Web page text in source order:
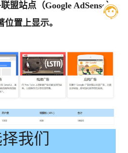
盟站点（Google AdSense）
位置上显示。
我们